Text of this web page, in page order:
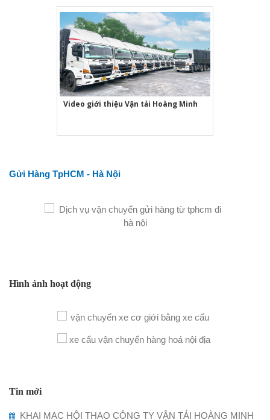
Video giới thiệu Vận tải Hoàng Minh
Gửi Hàng TpHCM - Hà Nội
Hình ảnh hoạt động
Tin mới
KHAI MẠC HỘI THAO CÔNG TY VẬN TẢI HOÀNG MINH